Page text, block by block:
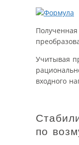
Учитывая
входного
по